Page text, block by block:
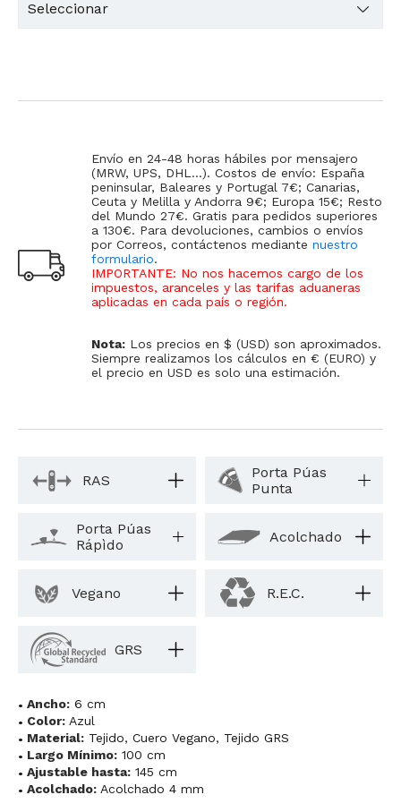
Envío en 24-48 horas hábiles por mensajero
(MRW, UPS, DHL...). Costos de envío: España
peninsular, Baleares y Portugal 7€; Canarias,
Ceuta y Melilla y Andorra 9€; Europa 15€; Resto
del Mundo 27€. Gratis para pedidos superiores
a 130€. Para devoluciones, cambios o envíos
por Correos, contáctenos mediante nuestro
formulario.
IMPORTANTE: No nos hacemos cargo de los
impuestos, aranceles y las tarifas aduaneras
aplicadas en cada país o región.
Nota: Los precios en $ (USD) son aproximados.
Siempre realizamos los cálculos en € (EURO) y
el precio en USD es solo una estimación.
RAS
Porta Púas
Punta
Porta Púas
Rápìdo
Acolchado
Vegano R.E.C.
GRS
Ancho: 6 cm
Color: Azul
Material: Tejido, Cuero Vegano, Tejido GRS
Largo Mínimo: 100 cm
Ajustable hasta: 145 cm
Acolchado: Acolchado 4 mm